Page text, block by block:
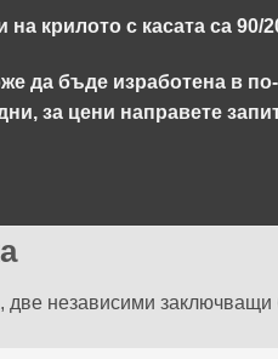
на крилото с касата са 90/
да бъде изработена в
за цени направете
две независими